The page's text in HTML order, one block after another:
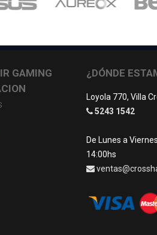
GAMING
¿DÓNDE
Loyola 770, Villa
5243 1542
De Lunes a
14:00hs